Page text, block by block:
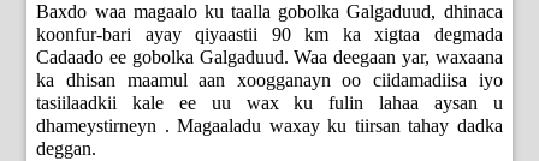
Baxdo waa magaalo ku taalla gobolka Galgaduud, dhinaca
koonfur-bari ayay qiyaastii 90 km ka xigtaa degmada
Cadaado ee gobolka Galgaduud. Waa deegaan yar, waxaana
ka dhisan maamul aan xoogganayn oo ciidamadiisa iyo
tasiilaadkii kale ee uu wax ku fulin lahaa aysan u
dhameystirneyn . Magaaladu waxay ku tiirsan tahay dadka
deggan.